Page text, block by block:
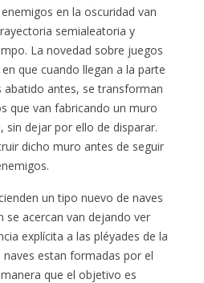
en la oscuridad van
semialeatoria y
La novedad sobre juegos
que cuando llegan a la parte
antes, se transforman
que van fabricando un muro
sin dejar por ello de disparar.
dicho muro antes de seguir
un tipo nuevo de naves
se acercan van dejando ver
explícita a las pléyades de la
estan formadas por el
que el objetivo es